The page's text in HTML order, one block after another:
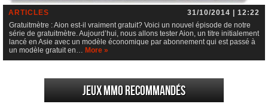
ARTICLES
31/10/2014 | 12:22
Gratuitmètre : Aion est-il vraiment gratuit? Voici un nouvel épisode de notre
série de gratuitmètre. Aujourd’hui, nous allons tester Aion, un titre initialement
lancé en Asie avec un modèle économique par abonnement qui est passé à
un modèle gratuit en… More »
Jeux MMO recommandés